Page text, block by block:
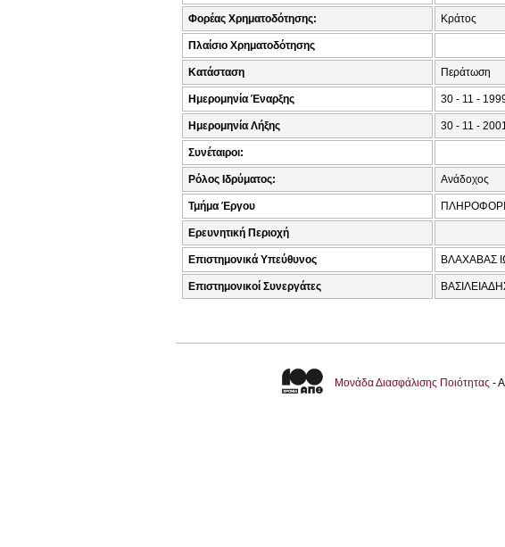
Φορέας Χρηματοδότησης: Κράτος
Πλαίσιο Χρηματοδότησης
Κατάσταση Περάτωση
Ημερομηνία Έναρξης 30 - 11 -
Ημερομηνία Λήξης 30 - 11 -
Συνέταιροι:
Ρόλος Ιδρύματος: Ανάδοχος
Τμήμα Έργου
Ερευνητική Περιοχή
Επιστημονικά Υπεύθυνος ΒΛΑΧΑΒΑΣ
Επιστημονικοί Συνεργάτες
Μονάδα Διασφάλισης Ποιότητας -